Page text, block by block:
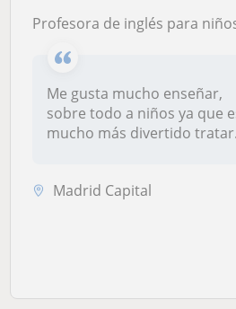
Profesora de inglés para niños y
Me gusta mucho enseñar,
sobre todo a niños ya que
mucho más divertido tratar
Madrid Capital